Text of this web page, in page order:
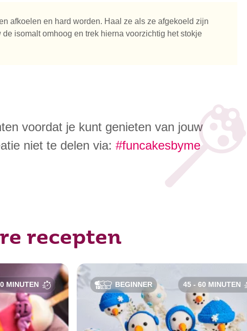
afkoelen en hard worden. Haal ze als ze afgekoeld zijn
isomalt omhoog en trek hierna voorzichtig het stokje
voordat je kunt genieten van jouw
niet te delen via: #funcakesbyme
recepten
MINUTEN BEGINNER 45 - 60 MINUTEN